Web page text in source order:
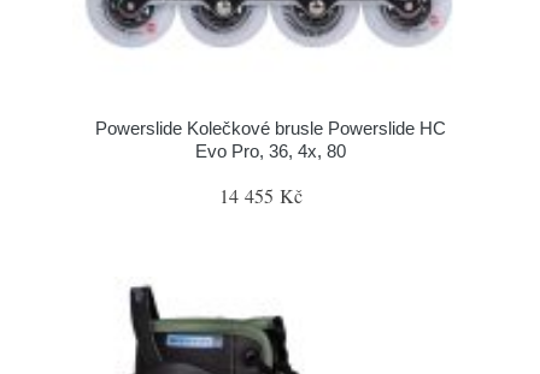
Powerslide Kolečkové brusle Powerslide HC
Evo Pro, 36, 4x, 80
14 455 Kč